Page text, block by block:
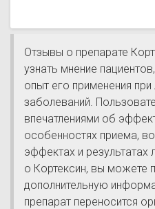
Отзывы о препарате
узнать мнение
опыт его применения при
заболеваний.
впечатлениями об
особенностях приема,
эффектах и результатах
о Кортексин, вы можете
дополнительную
препарат переносится